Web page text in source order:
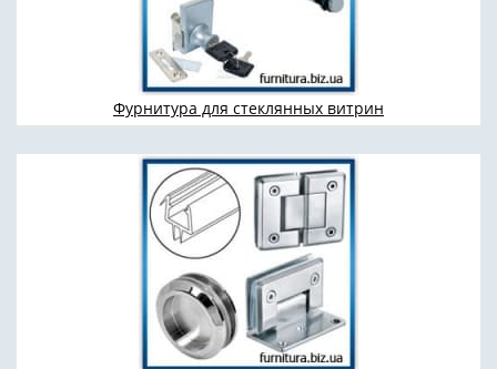
Фурнитура для стеклянных витрин